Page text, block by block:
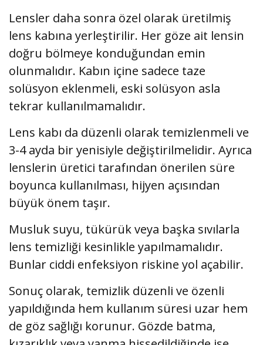
Lensler daha sonra özel olarak üretilmiş
lens kabına yerleştirilir. Her göze ait lensin
doğru bölmeye konduğundan emin
olunmalıdır. Kabın içine sadece taze
solüsyon eklenmeli, eski solüsyon asla
tekrar kullanılmamalıdır.
Lens kabı da düzenli olarak temizlenmeli ve
3-4 ayda bir yenisiyle değiştirilmelidir. Ayrıca
lenslerin üretici tarafından önerilen süre
boyunca kullanılması, hijyen açısından
büyük önem taşır.
Musluk suyu, tükürük veya başka sıvılarla
lens temizliği kesinlikle yapılmamalıdır.
Bunlar ciddi enfeksiyon riskine yol açabilir.
Sonuç olarak, temizlik düzenli ve özenli
yapıldığında hem kullanım süresi uzar hem
de göz sağlığı korunur. Gözde batma,